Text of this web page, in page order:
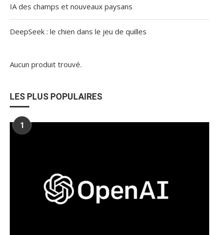
IA des champs et nouveaux paysans
DeepSeek : le chien dans le jeu de quilles
Aucun produit trouvé.
LES PLUS POPULAIRES
1